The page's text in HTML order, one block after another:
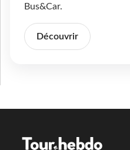
Bus&Car.
Découvrir